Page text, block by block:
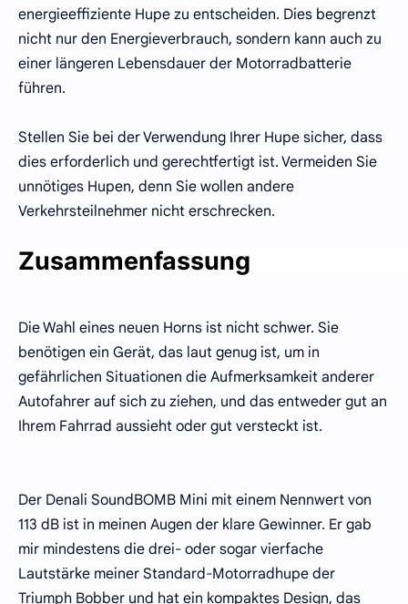
energieeffiziente Hupe zu entscheiden. Dies begrenzt
nicht nur den Energieverbrauch, sondern kann auch zu
einer längeren Lebensdauer der Motorradbatterie
führen.
Stellen Sie bei der Verwendung Ihrer Hupe sicher, dass
dies erforderlich und gerechtfertigt ist. Vermeiden Sie
unnötiges Hupen, denn Sie wollen andere
Verkehrsteilnehmer nicht erschrecken.
Zusammenfassung
Die Wahl eines neuen Horns ist nicht schwer. Sie
benötigen ein Gerät, das laut genug ist, um in
gefährlichen Situationen die Aufmerksamkeit anderer
Autofahrer auf sich zu ziehen, und das entweder gut an
Ihrem Fahrrad aussieht oder gut versteckt ist.
Der Denali SoundBOMB Mini mit einem Nennwert von
113 dB ist in meinen Augen der klare Gewinner. Er gab
mir mindestens die drei- oder sogar vierfache
Lautstärke meiner Standard-Motorradhupe der
Triumph Bobber und hat ein kompaktes Design, das